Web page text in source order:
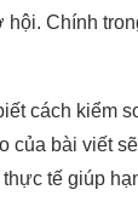
Chính
cách kiểm
của bài viết
tế giúp